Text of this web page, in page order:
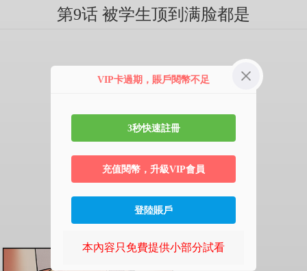
第9话 被学生顶到满脸都是
VIP卡過期，賬戶閱幣不足
3秒快速註冊
充值閱幣，升級VIP會員
登陸賬戶
本內容只免費提供小部分試看